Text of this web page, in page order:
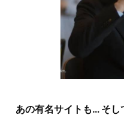
あの有名サイトも… そし